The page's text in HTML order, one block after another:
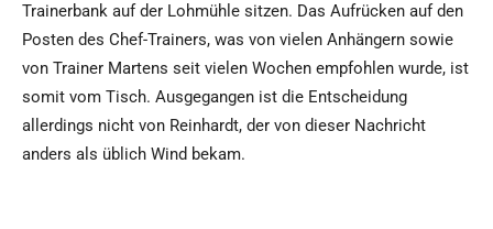
Trainerbank auf der Lohmühle sitzen. Das Aufrücken auf den
Posten des Chef-Trainers, was von vielen Anhängern sowie
von Trainer Martens seit vielen Wochen empfohlen wurde, ist
somit vom Tisch. Ausgegangen ist die Entscheidung
allerdings nicht von Reinhardt, der von dieser Nachricht
anders als üblich Wind bekam.